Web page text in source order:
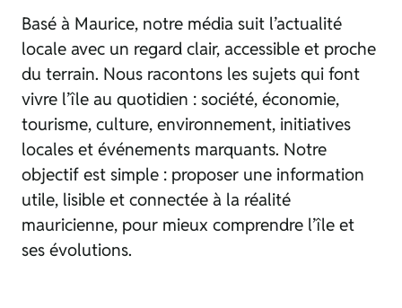
Basé à Maurice, notre média suit l’actualité
locale avec un regard clair, accessible et proche
du terrain. Nous racontons les sujets qui font
vivre l’île au quotidien : société, économie,
tourisme, culture, environnement, initiatives
locales et événements marquants. Notre
objectif est simple : proposer une information
utile, lisible et connectée à la réalité
mauricienne, pour mieux comprendre l’île et
ses évolutions.